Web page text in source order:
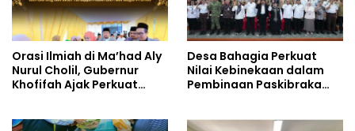
Orasi Ilmiah di Ma’had Aly
Nurul Cholil, Gubernur
Khofifah Ajak Perkuat
Desa Bahagia Perkuat
Nilai Kebinekaan dalam
Pembinaan Paskibraka